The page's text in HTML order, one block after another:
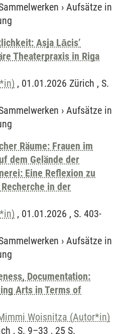
› Aufsätze in
Asja Lācis’
Theaterpraxis in Riga
, 01.01.2026 Zürich , S.
› Aufsätze in
Räume: Frauen im
dem Gelände der
Eine Reflexion zu
in der
, 01.01.2026 , S. 403-
› Aufsätze in
Documentation:
Arts in Terms of
Woisnitza (Autor*in)
, S. 9–33 , 25 S.